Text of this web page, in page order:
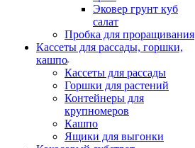
Эковер грунт куб
салат
Пробка для проращивания
Кассеты для рассады, горшки,
кашпо
Кассеты для рассады
Горшки для растений
Контейнеры для
крупномеров
Кашпо
Ящики для выгонки